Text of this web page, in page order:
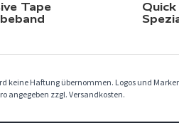
Tape
Haftung übernommen. Logos und
angegeben zzgl. Versandkosten.